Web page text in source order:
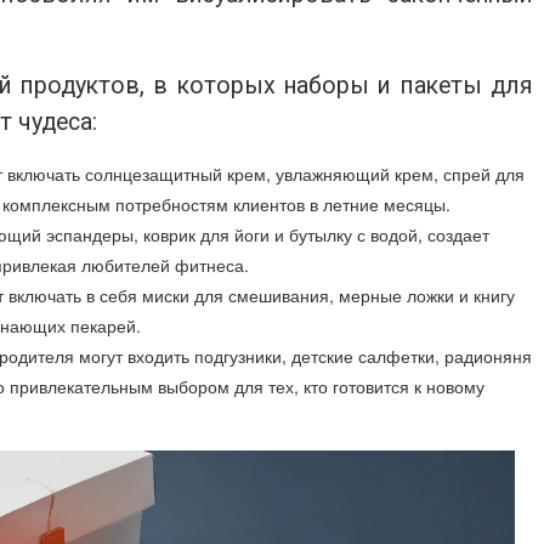
продуктов, в которых наборы и пакеты для
чудеса:
включать солнцезащитный крем, увлажняющий крем, спрей для
потребностям клиентов в летние месяцы.
эспандеры, коврик для йоги и бутылку с водой, создает
любителей фитнеса.
в себя миски для смешивания, мерные ложки и книгу
пекарей.
могут входить подгузники, детские салфетки, радионяня
выбором для тех, кто готовится к новому